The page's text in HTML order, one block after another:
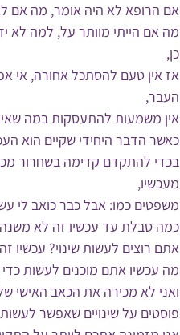
אם הרופא לא היה אומר, מה אם
מה אם הייתי מוותר על, למה לא
כן,
אז אין טעם להסתכל אחורה, אי
העבר,
אין משמעות להתעסקות במה
כאשר הדבר היחידי שקיים הוא
בכדי להתקדם קדימה בשחרור
מעכשיו,
משפטים כמו: אבל כבר כואב לי
כמה סבלת עד עכשיו זה לא משנה
אתם רוצים לעשות שינוי? עכשיו
מה עכשיו אתם מוכנים לעשות
ואני לא מכירה את הכאב האישי
פוסטים על שינויים שאפשר